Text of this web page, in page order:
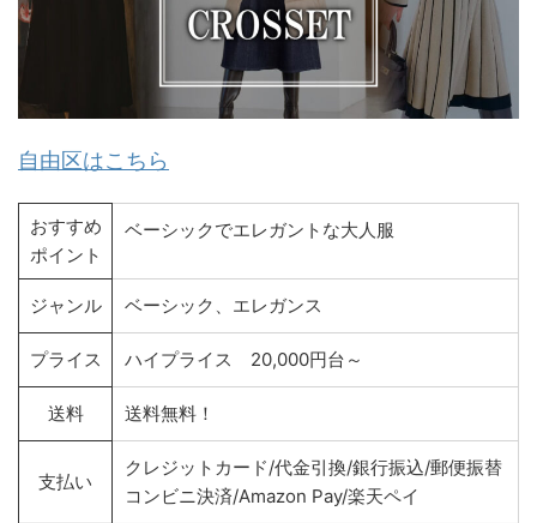
自由区はこちら
おすすめ
ポイント
ベーシックでエレガントな大人服
ジャンル ベーシック、エレガンス
プライス ハイプライス 20,000円台～
送料 送料無料！
支払い
クレジットカード/代金引換/銀行振込/郵便振替
コンビニ決済/Amazon Pay/楽天ペイ